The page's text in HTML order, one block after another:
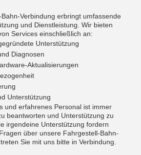
Verbindung erbringt umfassende
und Dienstleistung. Wir bieten
Services einschließlich an:
Unterstützung
Diagnosen
Aktualisierungen
Unterstützung
und erfahrenes Personal ist immer
beantworten und Unterstützung zu
irgendeine Unterstützung fordern
über unsere Fahrgestell-Bahn-
Sie mit uns bitte in Verbindung.